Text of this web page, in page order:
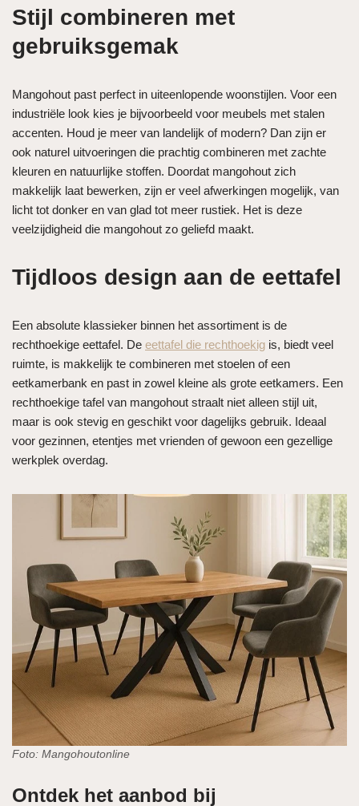
Stijl combineren met
gebruiksgemak
Mangohout past perfect in uiteenlopende woonstijlen. Voor een
industriële look kies je bijvoorbeeld voor meubels met stalen
accenten. Houd je meer van landelijk of modern? Dan zijn er
ook naturel uitvoeringen die prachtig combineren met zachte
kleuren en natuurlijke stoffen. Doordat mangohout zich
makkelijk laat bewerken, zijn er veel afwerkingen mogelijk, van
licht tot donker en van glad tot meer rustiek. Het is deze
veelzijdigheid die mangohout zo geliefd maakt.
Tijdloos design aan de eettafel
Een absolute klassieker binnen het assortiment is de
rechthoekige eettafel. De eettafel die rechthoekig is, biedt veel
ruimte, is makkelijk te combineren met stoelen of een
eetkamerbank en past in zowel kleine als grote eetkamers. Een
rechthoekige tafel van mangohout straalt niet alleen stijl uit,
maar is ook stevig en geschikt voor dagelijks gebruik. Ideaal
voor gezinnen, etentjes met vrienden of gewoon een gezellige
werkplek overdag.
Foto: Mangohoutonline
Ontdek het aanbod bij